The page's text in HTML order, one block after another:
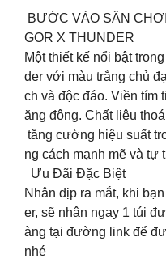
BƯỚC VÀO SÂN
GOR X THUNDER
Một thiết kế nổi bật
der với màu trắng chủ
ch và độc đáo. Viền tím
ăng động. Chất liệu
tăng cường hiệu suất
ng cách mạnh mẽ và tự
Ưu Đãi Đặc Biệt️
Nhân dịp ra mắt, khi
er, sẽ nhận ngay 1 túi
àng tại đường link để
nhé